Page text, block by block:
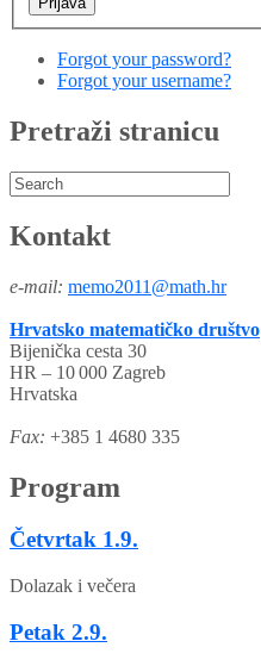
Forgot your password?
Forgot your username?
Pretraži stranicu
Kontakt
e-mail: memo2011@math.hr
Hrvatsko matematičko društvo
Bijenička cesta 30
HR – 10 000 Zagreb
Hrvatska
Fax: +385 1 4680 335
Program
Četvrtak 1.9.
Dolazak i večera
Petak 2.9.